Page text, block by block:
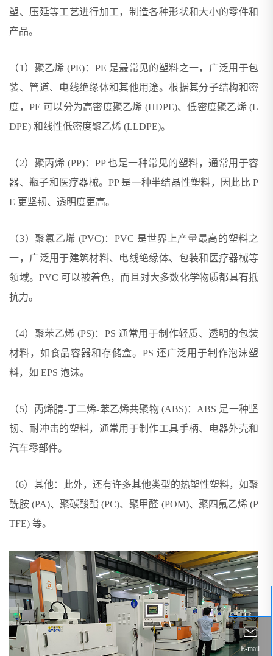
塑、压延等工艺进行加工，制造各种形状和大小的零件和
产品。
（1）聚乙烯 (PE)：PE 是最常见的塑料之一，广泛用于包
装、管道、电线绝缘体和其他用途。根据其分子结构和密
度，PE 可以分为高密度聚乙烯 (HDPE)、低密度聚乙烯 (L
DPE) 和线性低密度聚乙烯 (LLDPE)。
（2）聚丙烯 (PP)：PP 也是一种常见的塑料，通常用于容
器、瓶子和医疗器械。PP 是一种半结晶性塑料，因此比 P
E 更坚韧、透明度更高。
（3）聚氯乙烯 (PVC)：PVC 是世界上产量最高的塑料之
一，广泛用于建筑材料、电线绝缘体、包装和医疗器械等
领域。PVC 可以被着色，而且对大多数化学物质都具有抵
抗力。
（4）聚苯乙烯 (PS)：PS 通常用于制作轻质、透明的包装
材料，如食品容器和存储盒。PS 还广泛用于制作泡沫塑
料，如 EPS 泡沫。
（5）丙烯腈-丁二烯-苯乙烯共聚物 (ABS)：ABS 是一种坚
韧、耐冲击的塑料，通常用于制作工具手柄、电器外壳和
汽车零部件。
（6）其他：此外，还有许多其他类型的热塑性塑料，如聚
酰胺 (PA)、聚碳酸酯 (PC)、聚甲醛 (POM)、聚四氟乙烯 (P
TFE) 等。
E-mail